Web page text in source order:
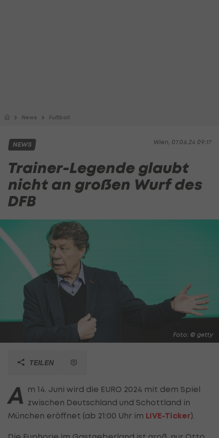
News Fußball
Wien, 07.06.24 09:17
NEWS
Trainer-Legende glaubt
nicht an großen Wurf des
DFB
Foto: © getty
TEILEN
A m 14. Juni wird die EURO 2024 mit dem Spiel
zwischen Deutschland und Schottland in
München eröffnet (ab 21:00 Uhr im LIVE-Ticker).